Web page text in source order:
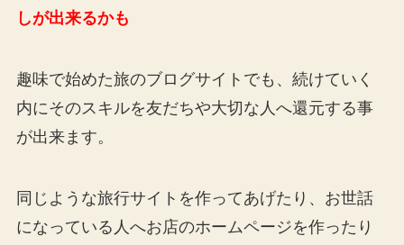
しが出来るかも
趣味で始めた旅のブログサイトでも、続けていく
内にそのスキルを友だちや大切な人へ還元する事
が出来ます。
同じような旅行サイトを作ってあげたり、お世話
になっている人へお店のホームページを作ったり